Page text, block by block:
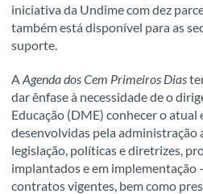
iniciativa da Undime com dez
também está disponível para as
suporte.
AAgenda dos Cem Primeiros Dias
dar ênfase à necessidade de o
Educação (DME) conhecer o atual
desenvolvidas pela administração
legislação, políticas e diretrizes,
implantados e em implementação
contratos vigentes, bem como